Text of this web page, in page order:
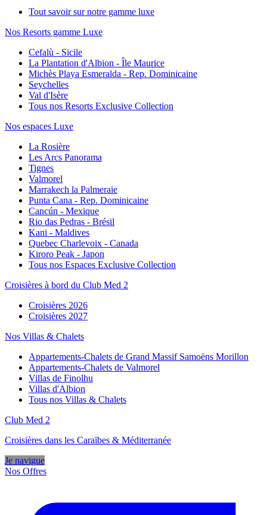
Tout savoir sur notre gamme luxe
Nos Resorts gamme Luxe
Cefalù - Sicile
La Plantation d'Albion - Île Maurice
Michès Playa Esmeralda - Rep. Dominicaine
Seychelles
Val d'Isère
Tous nos Resorts Exclusive Collection
Nos espaces Luxe
La Rosière
Les Arcs Panorama
Tignes
Valmorel
Marrakech la Palmeraie
Punta Cana - Rep. Dominicaine
Cancún - Mexique
Rio das Pedras - Brésil
Kani - Maldives
Quebec Charlevoix - Canada
Kiroro Peak - Japon
Tous nos Espaces Exclusive Collection
Croisières à bord du Club Med 2
Croisières 2026
Croisières 2027
Nos Villas & Chalets
Appartements-Chalets de Grand Massif Samoëns Morillon
Appartements-Chalets de Valmorel
Villas de Finolhu
Villas d'Albion
Tous nos Villas & Chalets
Club Med 2
Croisières dans les Caraïbes & Méditerranée
Je navigue
Nos Offres